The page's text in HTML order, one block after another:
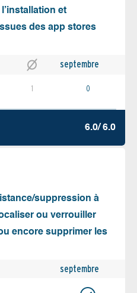
et
des app stores
septembre
1 0
6.0/ 6.0
suppression à
ou verrouiller
encore supprimer les
septembre